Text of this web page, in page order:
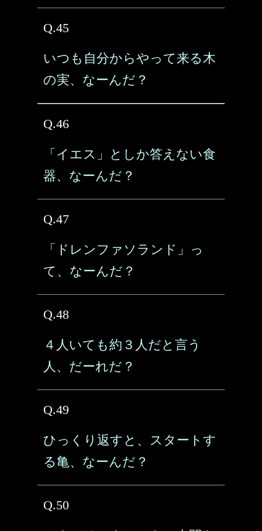
Q.45
いつも自分からやって来る木
の実、なーんだ？
Q.46
「イエス」としか答えない食
器、なーんだ？
Q.47
「ドレンファソランド」っ
て、なーんだ？
Q.48
４人いても約３人だと言う
人、だーれだ？
Q.49
ひっくり返すと、スタートす
る亀、なーんだ？
Q.50